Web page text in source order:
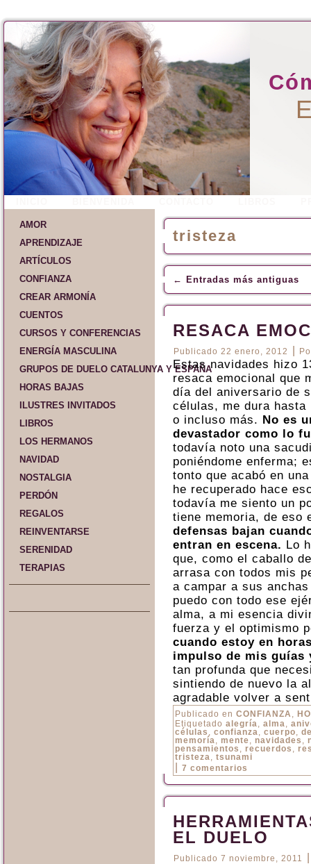
AMOR
APRENDIZAJE
ARTÍCULOS
CONFIANZA
CREAR ARMONÍA
CUENTOS
CURSOS Y CONFERENCIAS
ENERGÍA MASCULINA
GRUPOS DE DUELO CATALUNYA Y ESPAÑA
HORAS BAJAS
ILUSTRES INVITADOS
LIBROS
LOS HERMANOS
NAVIDAD
NOSTALGIA
PERDÓN
REGALOS
REINVENTARSE
SERENIDAD
TERAPIAS
tristeza
← Entradas más antiguas
RESACA
Publicado 22 enero, 2012
Estas navidades hizo
resaca emocional que
día del aniversario de
células, me dura
o incluso más. No es
devastador como lo
todavía noto una
poniéndome enferma;
tonto que acabó en
he recuperado hace
todavía me siento un
tiene memoria, de eso
defensas bajan
entran en escena. Lo
que, como el caballo
arrasa con todos mis
a campar a sus
puedo con todo ese
alma, a mi esencia
fuerza y el optimismo
cuando estoy en
impulso de mis guías
tan profunda que
sintiendo de nuevo la
agradable volver a
Publicado en CONFIANZA ,
Etiquetado alegría, alma,
células , confianza, cuerpo,
memoría, mente, navidades ,
pensamientos , recuerdos ,
tristeza, tsunami
7 comentarios
EL DUELO
Publicado 7 noviembre, 2011